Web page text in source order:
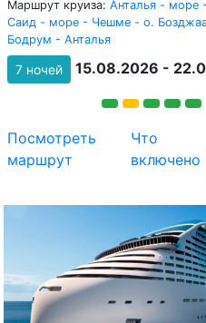
Маршрут круиза: Анталья - море
Саид - море - Чешме - о.
Бодрум - Анталья
7 ночей 15.08.2026 -
Посмотреть
маршрут
Что
включено